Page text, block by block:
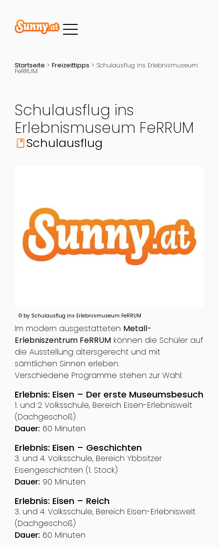
Startseite > Freizeittipps > Schulausflug ins Erlebnismuseum
FeRRUM
Schulausflug ins
Erlebnismuseum FeRRUM
bookSchulausflug
© by Schulausflug ins Erlebnismuseum FeRRUM
Im modern ausgestatteten Metall-
Erlebniszentrum FeRRUMkönnen die Schüler auf
die Ausstellung altersgerecht und mit
sämtlichen Sinnen erleben.
Verschiedene Programme stehen zur Wahl:
Erlebnis: Eisen – Der erste Museumsbesuch
1. und 2 Volksschule, Bereich Eisen-Erlebniswelt
(Dachgeschoß)
Dauer: 60 Minuten
Erlebnis: Eisen – Geschichten
3. und 4. Volksschule, Bereich Ybbsitzer
Eisengeschichten (1. Stock)
Dauer: 90 Minuten
Erlebnis: Eisen – Reich
3. und 4. Volksschule, Bereich Eisen-Erlebniswelt
(Dachgeschoß)
Dauer: 60 Minuten